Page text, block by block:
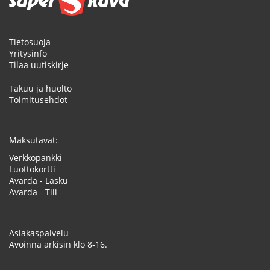
Tietosuoja
Yritysinfo
Tilaa uutiskirje
Takuu ja huolto
Toimitusehdot
Maksutavat:
Verkkopankki
Luottokortti
Avarda - Lasku
Avarda - Tili
Asiakaspalvelu
Avoinna arkisin klo 8-16.